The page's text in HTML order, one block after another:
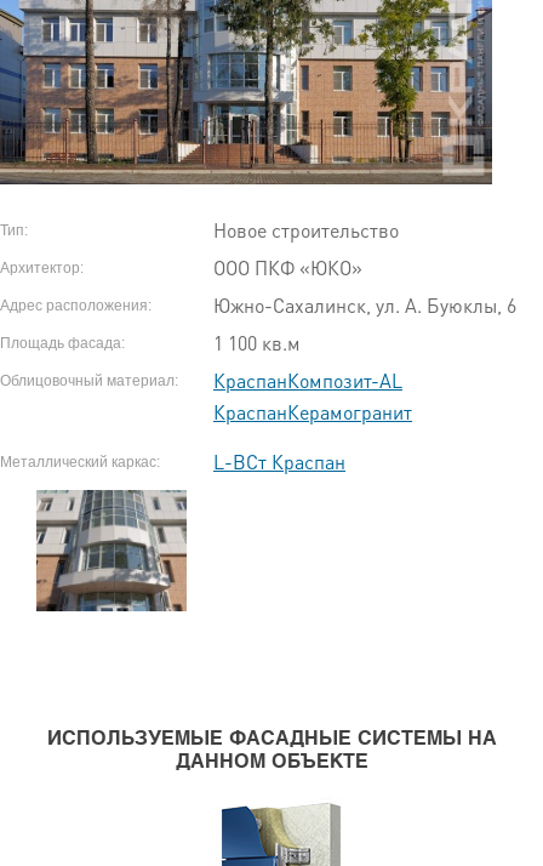
Тип: Новое строительство
Архитектор: ООО ПКФ «ЮКО»
Адрес расположения: Южно-Сахалинск, ул. А. Буюклы, 6
Площадь фасада: 1 100 кв.м
Облицовочный материал:
КраспанКомпозит-AL
КраспанКерамогранит
Металлический каркас: L-ВСт Краспан
ИСПОЛЬЗУЕМЫЕ ФАСАДНЫЕ СИСТЕМЫ НА
ДАННОМ ОБЪЕКТЕ